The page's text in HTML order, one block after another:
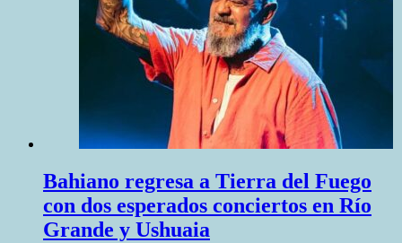
Bahiano regresa a Tierra del Fuego
con dos esperados conciertos en Río
Grande y Ushuaia